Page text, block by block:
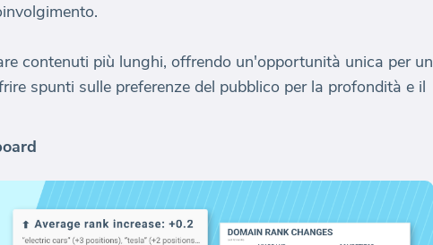
contenuti più lunghi, offrendo un'opportunità unica per un
spunti sulle preferenze del pubblico per la profondità e il